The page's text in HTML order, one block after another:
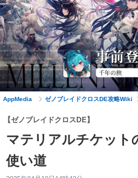
AppMedia ゼノブレイドクロスDE攻略Wiki
【ゼノブレイドクロスDE】
マテリアルチケット
使い道